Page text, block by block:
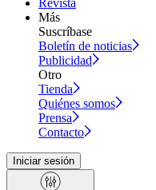
Revista
Más
Suscríbase
Boletín de noticias
Publicidad
Otro
Tienda
Quiénes somos
Prensa
Contacto
Iniciar sesión